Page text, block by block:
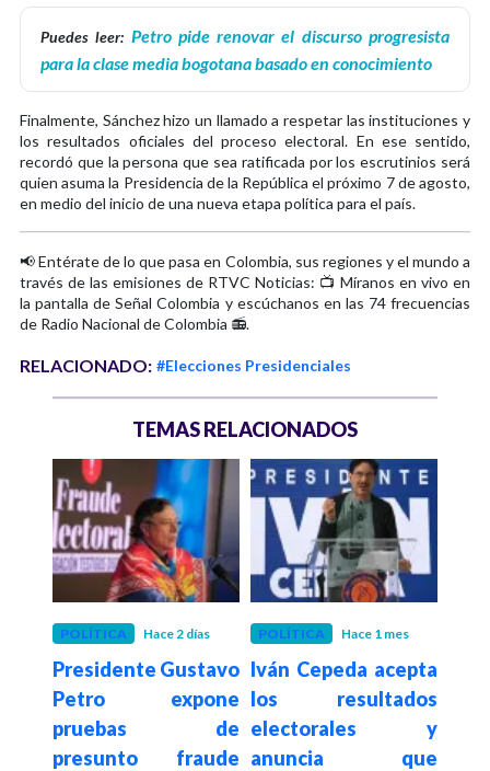
Puedes leer: Petro pide renovar el discurso progresista
para la clase media bogotana basado en conocimiento
Finalmente, Sánchez hizo un llamado a respetar las instituciones y
los resultados oficiales del proceso electoral. En ese sentido,
recordó que la persona que sea ratificada por los escrutinios será
quien asuma la Presidencia de la República el próximo 7 de agosto,
en medio del inicio de una nueva etapa política para el país.
📢 Entérate de lo que pasa en Colombia, sus regiones y el mundo a
través de las emisiones de RTVC Noticias: 📺 Míranos en vivo en
la pantalla de Señal Colombia y escúchanos en las 74 frecuencias
de Radio Nacional de Colombia 📻.
RELACIONADO: #Elecciones Presidenciales
TEMAS RELACIONADOS
POLÍTICA Hace 2 días
Presidente Gustavo
Petro expone
pruebas de
presunto fraude
POLÍTICA Hace 1 mes
Iván Cepeda acepta
los resultados
electorales y
anuncia que